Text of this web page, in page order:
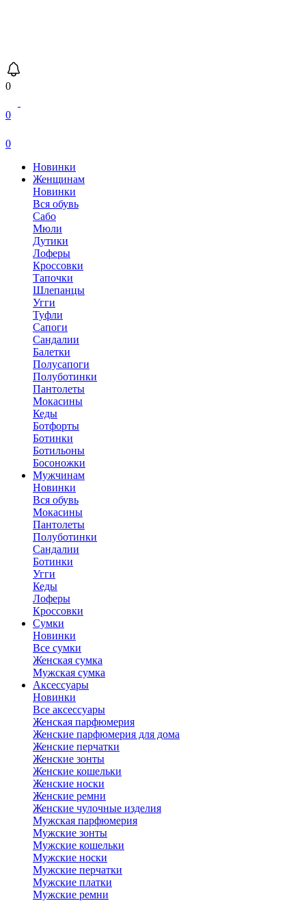
0
0
0
Новинки
Женщинам
Новинки
Вся обувь
Сабо
Мюли
Дутики
Лоферы
Кроссовки
Тапочки
Шлепанцы
Угги
Туфли
Сапоги
Сандалии
Балетки
Полусапоги
Полуботинки
Пантолеты
Мокасины
Кеды
Ботфорты
Ботинки
Ботильоны
Босоножки
Мужчинам
Новинки
Вся обувь
Мокасины
Пантолеты
Полуботинки
Сандалии
Ботинки
Угги
Кеды
Лоферы
Кроссовки
Сумки
Новинки
Все сумки
Женская сумка
Мужская сумка
Аксессуары
Новинки
Все аксессуары
Женская парфюмерия
Женские парфюмерия для дома
Женские перчатки
Женские зонты
Женские кошельки
Женские носки
Женские ремни
Женские чулочные изделия
Мужская парфюмерия
Мужские зонты
Мужские кошельки
Мужские носки
Мужские перчатки
Мужские платки
Мужские ремни